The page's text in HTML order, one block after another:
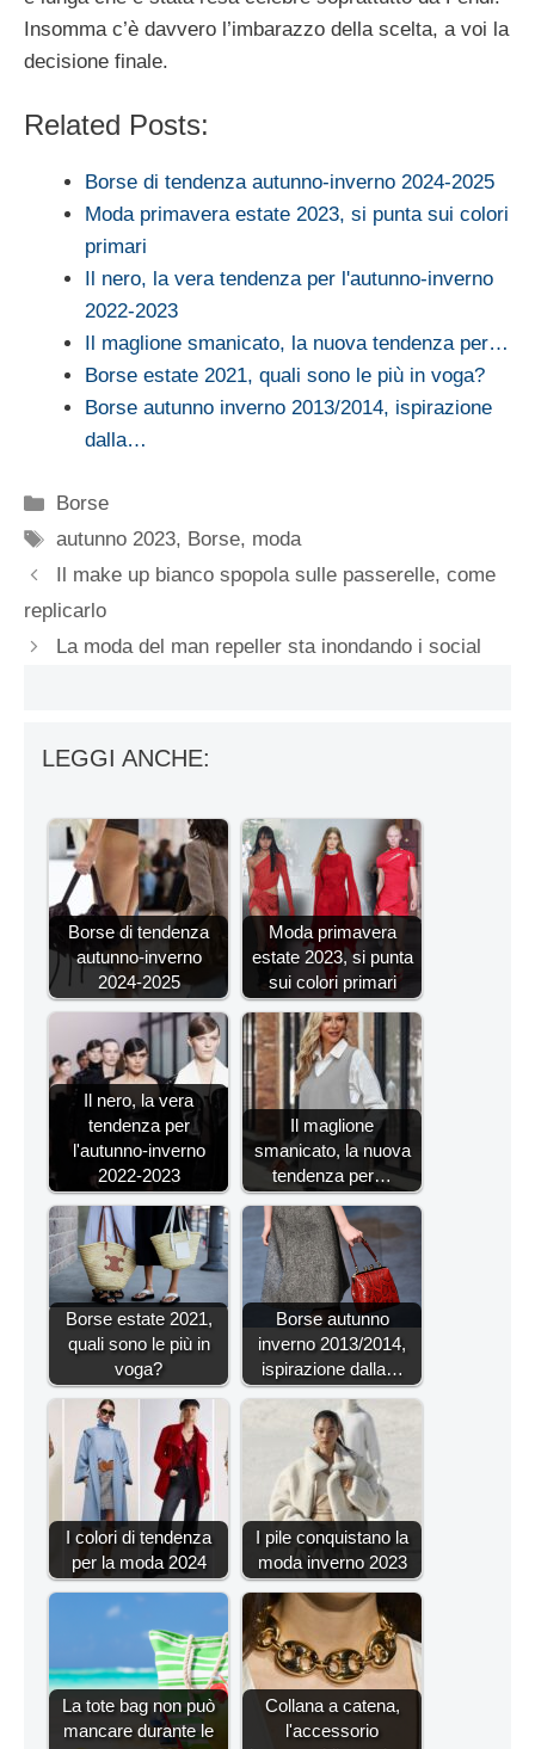
Insomma c’è davvero l’imbarazzo della scelta, a voi la
decisione finale.
Related Posts:
Borse di tendenza autunno-inverno 2024-2025
Moda primavera estate 2023, si punta sui colori
primari
Il nero, la vera tendenza per l'autunno-inverno
2022-2023
Il maglione smanicato, la nuova tendenza per…
Borse estate 2021, quali sono le più in voga?
Borse autunno inverno 2013/2014, ispirazione
dalla…
Categorie
Borse
Tag
autunno 2023, Borse, moda
Il make up bianco spopola sulle passerelle, come
replicarlo
La moda del man repeller sta inondando i social
LEGGI ANCHE:
Borse di tendenza
autunno-inverno
2024-2025
Moda primavera
estate 2023, si punta
sui colori primari
Il nero, la vera
tendenza per
l'autunno-inverno
2022-2023
Il maglione
smanicato, la nuova
tendenza per…
Borse estate 2021,
quali sono le più in
voga?
Borse autunno
inverno 2013/2014,
ispirazione dalla…
I colori di tendenza
per la moda 2024
I pile conquistano la
moda inverno 2023
La tote bag non può
mancare durante le
Collana a catena,
l'accessorio